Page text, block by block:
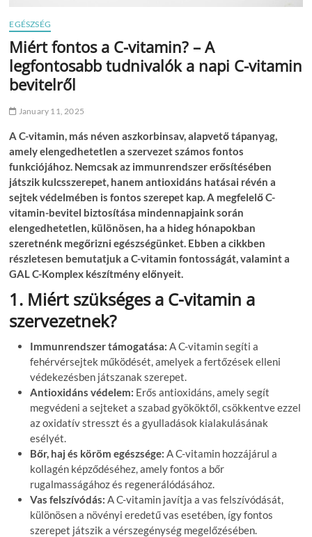
EGÉSZSÉG
Miért fontos a C-vitamin? – A
legfontosabb tudnivalók a napi C-vitamin
bevitelről
January 11, 2025
A C-vitamin, más néven aszkorbinsav, alapvető tápanyag,
amely elengedhetetlen a szervezet számos fontos
funkciójához. Nemcsak az immunrendszer erősítésében
játszik kulcsszerepet, hanem antioxidáns hatásai révén a
sejtek védelmében is fontos szerepet kap. A megfelelő C-
vitamin-bevitel biztosítása mindennapjaink során
elengedhetetlen, különösen, ha a hideg hónapokban
szeretnénk megőrizni egészségünket. Ebben a cikkben
részletesen bemutatjuk a C-vitamin fontosságát, valamint a
GAL C-Komplex készítmény előnyeit.
1. Miért szükséges a C-vitamin a
szervezetnek?
Immunrendszer támogatása: A C-vitamin segíti a
fehérvérsejtek működését, amelyek a fertőzések elleni
védekezésben játszanak szerepet.
Antioxidáns védelem: Erős antioxidáns, amely segít
megvédeni a sejteket a szabad gyököktől, csökkentve ezzel
az oxidatív stresszt és a gyulladások kialakulásának
esélyét.
Bőr, haj és köröm egészsége: A C-vitamin hozzájárul a
kollagén képződéséhez, amely fontos a bőr
rugalmasságához és regenerálódásához.
Vas felszívódás: A C-vitamin javítja a vas felszívódását,
különösen a növényi eredetű vas esetében, így fontos
szerepet játszik a vérszegénység megelőzésében.